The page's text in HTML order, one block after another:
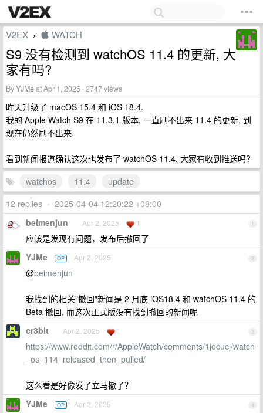
V2EX ›  WATCH
S9 没有检测到 watchOS 11.4 的更新, 大
家有吗?
ByYJMeat Apr 1, 2025 · 2747 views
昨天升级了 macOS 15.4 和 iOS 18.4.
我的 Apple Watch S9 在 11.3.1 版本, 一直刷不出来 11.4 的更新, 到
现在仍然刷不出来.
看到新闻报道确认这次也发布了 watchOS 11.4, 大家有收到推送吗?
watchos
11.4
update
12 replies • 2025-04-04 12:20:22 +08:00
1
beimenjun Apr 2, 2025 1
应该是发现有问题，发布后撤回了
2
YJMe OP Apr 2, 2025
@beimenjun
我找到的相关"撤回"新闻是 2 月底 iOS18.4 和 watchOS 11.4 的
Beta 撤回, 而这次正式版没有找到撤回的新闻呢
3
cr3bit Apr 2, 2025 1
https://www.reddit.com/r/AppleWatch/comments/1jocucj/watch
_os_114_released_then_pulled/
这么看是好像发了立马撤了？
4
YJMe OP Apr 2, 2025